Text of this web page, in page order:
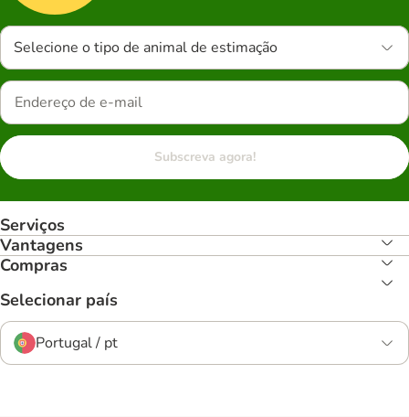
Selecione o tipo de animal de estimação
Subscreva agora!
Serviços
Vantagens
Compras
Selecionar país
Portugal / pt